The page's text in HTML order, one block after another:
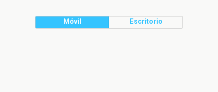
Móvil Escritorio